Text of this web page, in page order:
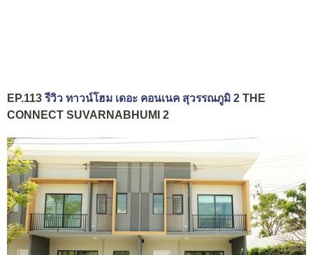
EP.113รีวิว ทาวน์โฮม เดอะ คอนเนค สุวรรณภูมิ 2 THE
CONNECT SUVARNABHUMI 2